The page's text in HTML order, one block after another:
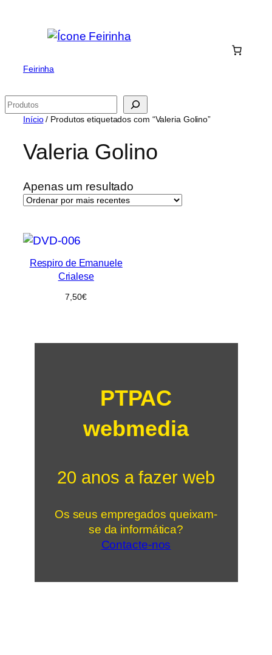
Feirinha
Pesquisar
Início/ Produtos etiquetados com “Valeria Golino”
Valeria Golino
Apenas um resultado
Respiro de Emanuele
Crialese
7,50€
PTPAC
webmedia
20 anos a fazer web
Os seus empregados queixam-
se da informática?
Contacte-nos